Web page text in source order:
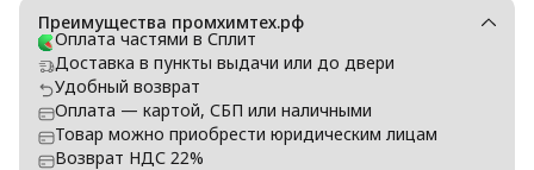
Преимущества промхимтех.рф
Оплата частями в Сплит
Доставка в пункты выдачи или до двери
Удобный возврат
Оплата — картой, СБП или наличными
Товар можно приобрести юридическим лицам
Возврат НДС 22%